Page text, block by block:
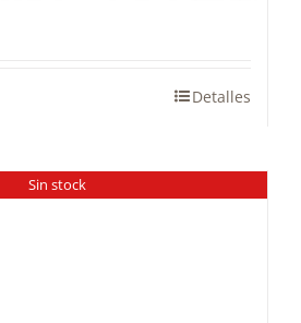
Detalles
Sin stock